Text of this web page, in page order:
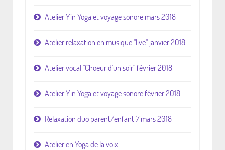
Atelier Yin Yoga et voyage sonore mars 2018
Atelier relaxation en musique "live" janvier 2018
Atelier vocal "Choeur d'un soir" février 2018
Atelier Yin Yoga et voyage sonore février 2018
Relaxation duo parent/enfant 7 mars 2018
Atelier en Yoga de la voix